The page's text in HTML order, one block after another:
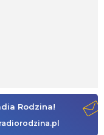
Rodzina!